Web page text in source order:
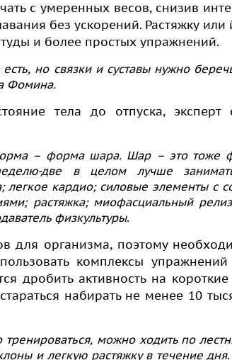
с умеренных весов, снизив
без ускорений. Растяжку или
и более простых упражнений.
но связки и суставы нужно
Фомина.
тела до отпуска,
– форма шара. Шар – это тоже
две в целом лучше
легкое кардио; силовые элементы с
растяжка; миофасциальный
физкультуры.
для организма, поэтому
комплексы
дробить активность на
набирать не менее 10
можно ходить по
и легкую растяжку в течение